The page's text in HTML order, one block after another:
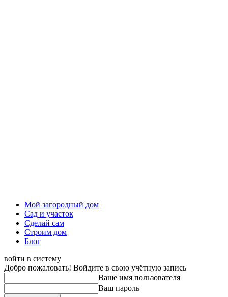
Мой загородный дом
Сад и участок
Сделай сам
Строим дом
Блог
войти в систему
Добро пожаловать! Войдите в свою учётную запись
Ваше имя пользователя
Ваш пароль